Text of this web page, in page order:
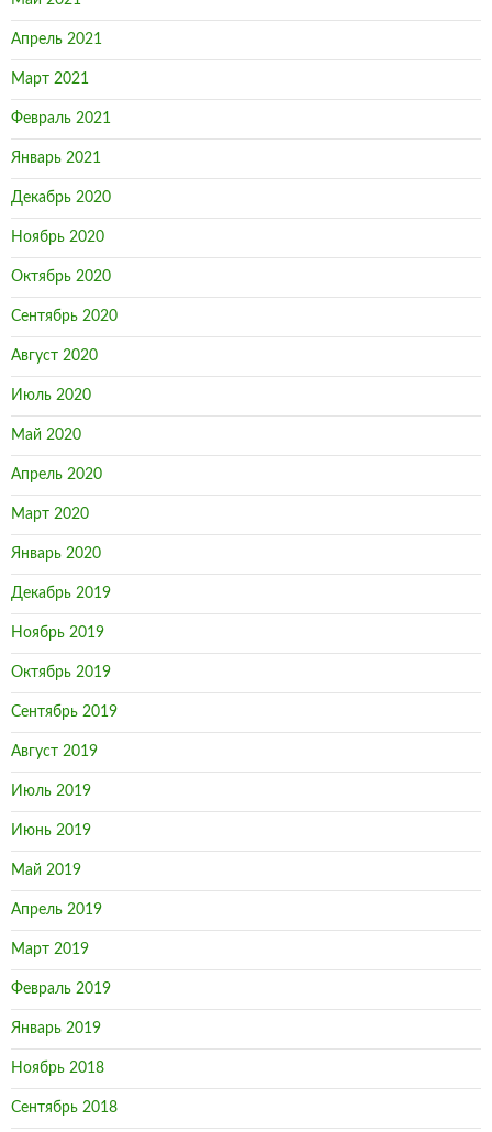
Апрель 2021
Март 2021
Февраль 2021
Январь 2021
Декабрь 2020
Ноябрь 2020
Октябрь 2020
Сентябрь 2020
Август 2020
Июль 2020
Май 2020
Апрель 2020
Март 2020
Январь 2020
Декабрь 2019
Ноябрь 2019
Октябрь 2019
Сентябрь 2019
Август 2019
Июль 2019
Июнь 2019
Май 2019
Апрель 2019
Март 2019
Февраль 2019
Январь 2019
Ноябрь 2018
Сентябрь 2018